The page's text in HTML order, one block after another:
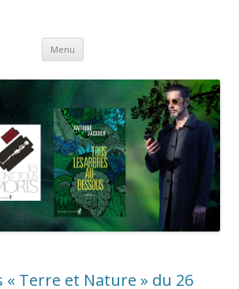
Menu Aller
contenu
Terre et Nature » du 26